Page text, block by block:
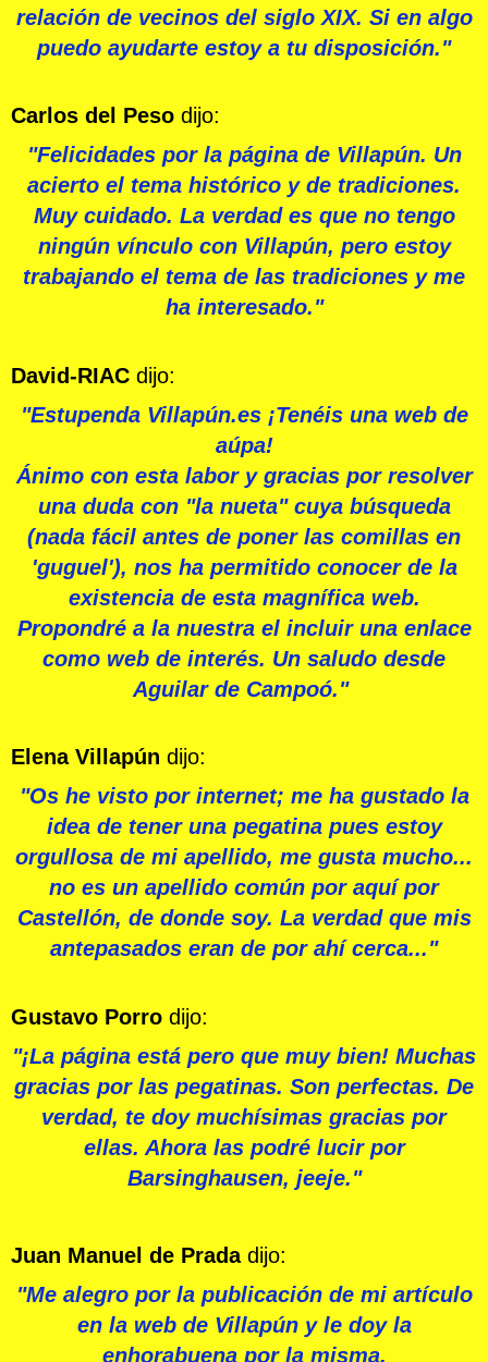
relación de vecinos del siglo XIX. Si en algo
puedo ayudarte estoy a tu disposición."
Carlos del Peso dijo:
"Felicidades por la página de Villapún. Un
acierto el tema histórico y de tradiciones.
Muy cuidado. La verdad es que no tengo
ningún vínculo con Villapún, pero estoy
trabajando el tema de las tradiciones y me
ha interesado."
David-RIAC dijo:
"Estupenda Villapún.es ¡Tenéis una web de
aúpa!
Ánimo con esta labor y gracias por resolver
una duda con "la nueta" cuya búsqueda
(nada fácil antes de poner las comillas en
'guguel'), nos ha permitido conocer de la
existencia de esta magnífica web.
Propondré a la nuestra el incluir una enlace
como web de interés. Un saludo desde
Aguilar de Campoó."
Elena Villapún dijo:
"Os he visto por internet; me ha gustado la
idea de tener una pegatina pues estoy
orgullosa de mi apellido, me gusta mucho...
no es un apellido común por aquí por
Castellón, de donde soy. La verdad que mis
antepasados eran de por ahí cerca..."
Gustavo Porro dijo:
"¡La página está pero que muy bien! Muchas
gracias por las pegatinas. Son perfectas. De
verdad, te doy muchísimas gracias por
ellas. Ahora las podré lucir por
Barsinghausen, jeeje."
Juan Manuel de Prada dijo:
"Me alegro por la publicación de mi artículo
en la web de Villapún y le doy la
enhorabuena por la misma.